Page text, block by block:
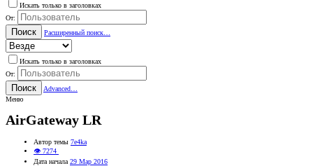
Искать только в заголовках
От:
Поиск Расширенный поиск…
Искать только в заголовках
От:
Поиск
Advanced…
Меню
AirGateway LR
Автор темы 7e4ka
👁 7274
Дата начала 29 Мар 2016